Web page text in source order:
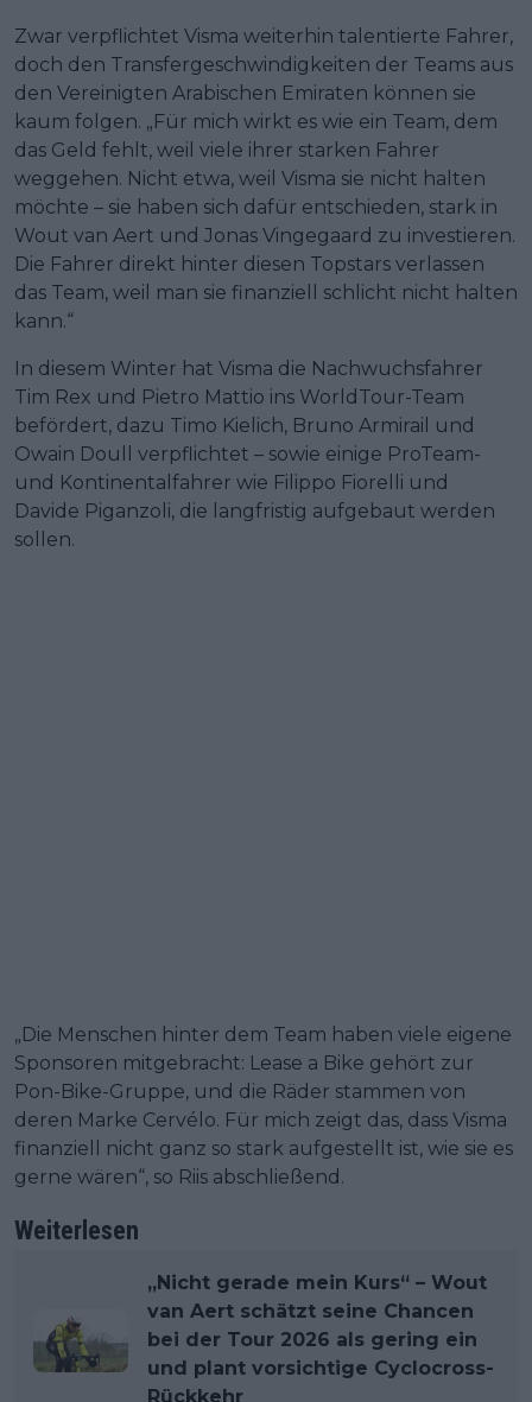
Zwar verpflichtet Visma weiterhin talentierte Fahrer,
doch den Transfergeschwindigkeiten der Teams aus
den Vereinigten Arabischen Emiraten können sie
kaum folgen. „Für mich wirkt es wie ein Team, dem
das Geld fehlt, weil viele ihrer starken Fahrer
weggehen. Nicht etwa, weil Visma sie nicht halten
möchte – sie haben sich dafür entschieden, stark in
Wout van Aert und Jonas Vingegaard zu investieren.
Die Fahrer direkt hinter diesen Topstars verlassen
das Team, weil man sie finanziell schlicht nicht halten
kann.“
In diesem Winter hat Visma die Nachwuchsfahrer
Tim Rex und Pietro Mattio ins WorldTour-Team
befördert, dazu Timo Kielich, Bruno Armirail und
Owain Doull verpflichtet – sowie einige ProTeam-
und Kontinentalfahrer wie Filippo Fiorelli und
Davide Piganzoli, die langfristig aufgebaut werden
sollen.
„Die Menschen hinter dem Team haben viele eigene
Sponsoren mitgebracht: Lease a Bike gehört zur
Pon-Bike-Gruppe, und die Räder stammen von
deren Marke Cervélo. Für mich zeigt das, dass Visma
finanziell nicht ganz so stark aufgestellt ist, wie sie es
gerne wären“, so Riis abschließend.
Weiterlesen
„Nicht gerade mein Kurs“ – Wout
van Aert schätzt seine Chancen
bei der Tour 2026 als gering ein
und plant vorsichtige Cyclocross-
Rückkehr